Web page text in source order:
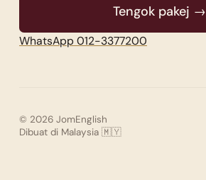
Tengok pakej →
WhatsApp 012-3377200
© 2026 JomEnglish
Dibuat di Malaysia 🇲🇾